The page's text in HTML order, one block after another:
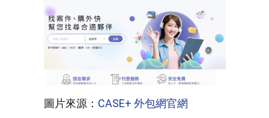
圖片來源： CASE+ 外包網官網